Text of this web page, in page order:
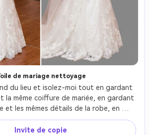
de mariage nettoyage
du lieu et isolez-moi tout en gardant
la même coiffure de mariée, en gardant
et les mêmes détails de la robe, en
original et la texture de la dentelle,
du voile délicats et les coutures de la
Invite de copie